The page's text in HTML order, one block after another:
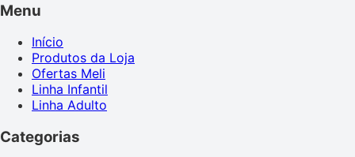
Menu
Início
Produtos da Loja
Ofertas Meli
Linha Infantil
Linha Adulto
Categorias